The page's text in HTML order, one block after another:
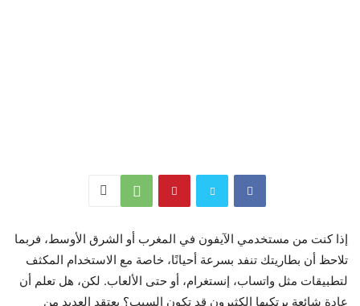
إذا كنت من مستخدمي الآيفون في المغرب أو الشرق الأوسط، فربما
تلاحظ أن بطاريتك تنفد بسرعة أحيانًا، خاصة مع الاستخدام المكثف
لتطبيقات مثل واتساب، إنستغرام، أو حتى الألعاب. لكن، هل تعلم أن
عادة شائعة يرتكبها الكثيرون قد تكون السبب؟ يعتقد العديد من